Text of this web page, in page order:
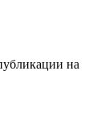
на